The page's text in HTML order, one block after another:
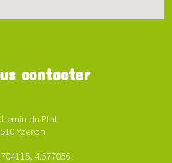
contacter
du Plat
Yzeron
4.577056